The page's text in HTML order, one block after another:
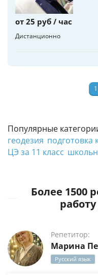
Популярные
геодезия подготовка
ЦЭ за 11 класс
от 25 руб / час
Дистанционно
1
Более 1500
Репетитор:
Марина
Русский язык